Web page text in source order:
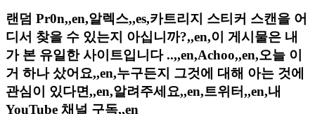
랜덤 Pr0n,,en,알렉스,,es,카트리지 스티커 스캔을 어
디서 찾을 수 있는지 아십니까?,,en,이 게시물은 내
가 본 유일한 사이트입니다 ..,,en,Achoo,,en,오늘 이
거 하나 샀어요,,en,누구든지 그것에 대해 아는 것에
관심이 있다면,,en,알려주세요,,en,트위터,,en,내
YouTube 채널 구독,,en